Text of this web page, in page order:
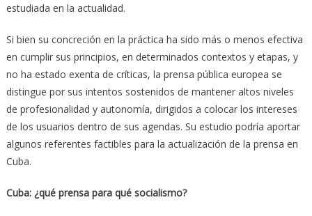
estudiada en la actualidad.
Si bien su concreción en la práctica ha sido más o menos efectiva
en cumplir sus principios, en determinados contextos y etapas, y
no ha estado exenta de críticas, la prensa pública europea se
distingue por sus intentos sostenidos de mantener altos niveles
de profesionalidad y autonomía, dirigidos a colocar los intereses
de los usuarios dentro de sus agendas. Su estudio podría aportar
algunos referentes factibles para la actualización de la prensa en
Cuba.
Cuba: ¿qué prensa para qué socialismo?